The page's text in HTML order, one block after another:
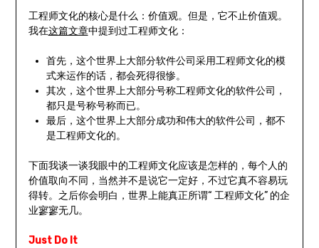
工程师文化的核心是什么：价值观。但是，它不止价值观。
我在这篇文章中提到过工程师文化：
首先，这个世界上大部分软件公司采用工程师文化的模
式来运作的话，都会死得很惨。
其次，这个世界上大部分号称工程师文化的软件公司，
都只是号称号称而已。
最后，这个世界上大部分成功和伟大的软件公司，都不
是工程师文化的。
下面我谈一谈我眼中的工程师文化应该是怎样的，每个人的
价值取向不同，当然并不是说它一定好，不过它真不容易玩
得转。之后你会明白，世界上能真正所谓“ 工程师文化” 的企
业寥寥无几。
Just Do It